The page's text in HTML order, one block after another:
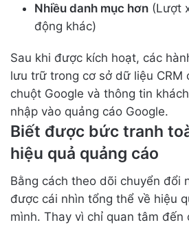
Nhiều danh mục hơn (Lượt
động khác)
Sau khi được kích hoạt, các
lưu trữ trong cơ sở dữ liệu CRM
chuột Google và thông tin
nhập vào quảng cáo Google.
Biết được bức tranh
hiệu quả quảng cáo
Bằng cách theo dõi chuyển đổi
được cái nhìn tổng thể về hiệu
mình. Thay vì chỉ quan tâm